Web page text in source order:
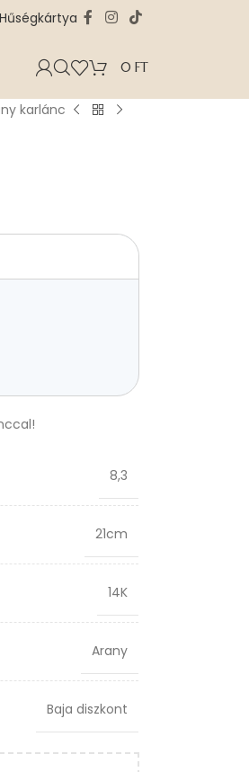
Hűségkártya
0 FT
karlánc
8,3
21cm
14K
Arany
Baja diszkont